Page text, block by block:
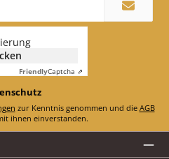
FriendlyCaptcha ⇗
zur Kenntnis genommen und die AGB
ihnen einverstanden.